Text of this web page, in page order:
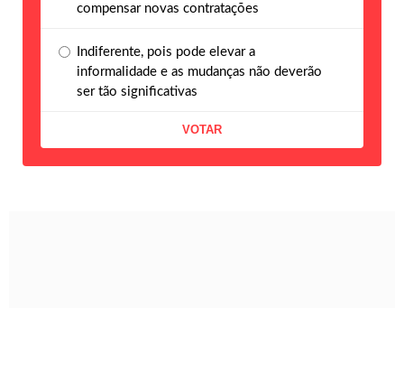
compensar novas contratações
Indiferente, pois pode elevar a
informalidade e as mudanças não deverão
ser tão significativas